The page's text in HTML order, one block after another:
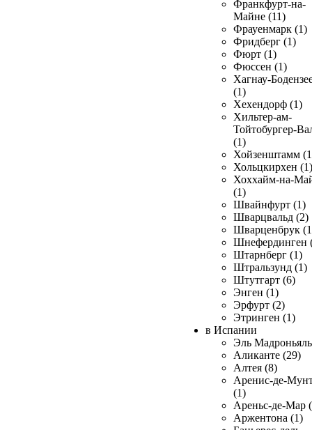
Франкфурт-на-
Майне (11)
Фрауенмарк (1)
Фридберг (1)
Фюрт (1)
Фюссен (1)
Хагнау-
(1)
Хехендорф (1)
Хильтер-ам-
Тойтобургер-
(1)
Хойзенштамм
Хольцкирхен (1)
Хоххайм-на-
(1)
Швайнфурт (1)
Шварцвальд (2)
Шварценбрук
Шнефердинген
Штарнберг (1)
Штральзунд (1)
Штутгарт (6)
Энген (1)
Эрфурт (2)
Этринген (1)
в Испании
Эль
Аликанте (29)
Алтея (8)
Аренис-де-
(1)
Ареньс-де-Мар
Аржентона (1)